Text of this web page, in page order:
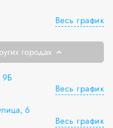
Весь график
городах
9Б
Весь график
6
Весь график